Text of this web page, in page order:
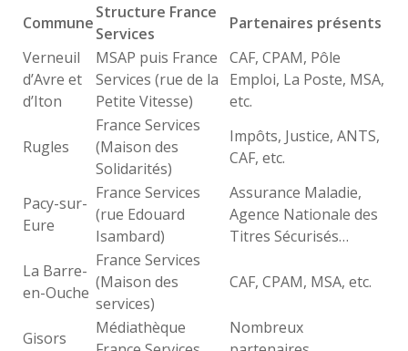
Commune
Structure France
Services
Partenaires présents
Verneuil
d’Avre et
d’Iton
MSAP puis France
Services (rue de la
Petite Vitesse)
CAF, CPAM, Pôle
Emploi, La Poste, MSA,
etc.
Rugles
France Services
(Maison des
Solidarités)
Impôts, Justice, ANTS,
CAF, etc.
Pacy-sur-
Eure
France Services
(rue Edouard
Isambard)
Assurance Maladie,
Agence Nationale des
Titres Sécurisés…
La Barre-
en-Ouche
France Services
(Maison des
services)
CAF, CPAM, MSA, etc.
Gisors
Médiathèque
Nombreux